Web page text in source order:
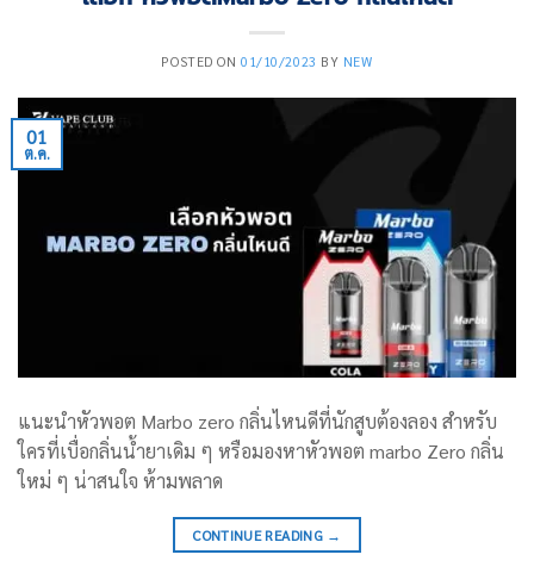
POSTED ON01/10/2023 BY NEW
01
ต.ค.
แนะนำหัวพอต Marbo zero กลิ่นไหนดีที่นักสูบต้องลอง สำหรับ
ใครที่เบื่อกลิ่นน้ำยาเดิม ๆ หรือมองหาหัวพอต marbo Zero กลิ่น
ใหม่ ๆ น่าสนใจ ห้ามพลาด
CONTINUE READING →